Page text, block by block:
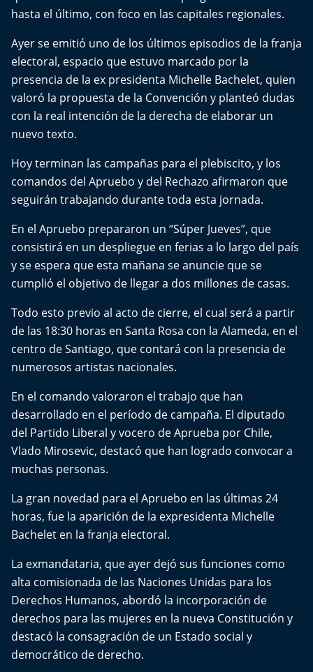
Cultura y Espectáculos
Del Fin del Mundo
Deportes
Conexión Digital
La Ruta del Pulsar
Psicología Abierta
Impacto Tecnológico
Sesiones Dieciocheras
Conecta Vida
El Mejor País de Chile
Te invito a tomar once
Bío Bío en Ruta
Especiales
Chiche cuadra y su parrilla
Motorfem
Agenda Propia
Chile, Historia de 30 años
Carrera a La Moneda
hasta el último, con foco en las capitales regionales.
Ayer se emitió uno de los últimos episodios de la franja
electoral, espacio que estuvo marcado por la
presencia de la ex presidenta Michelle Bachelet, quien
valoró la propuesta de la Convención y planteó dudas
con la real intención de la derecha de elaborar un
nuevo texto.
Hoy terminan las campañas para el plebiscito, y los
comandos del Apruebo y del Rechazo afirmaron que
seguirán trabajando durante toda esta jornada.
En el Apruebo prepararon un “Súper Jueves”, que
consistirá en un despliegue en ferias a lo largo del país
y se espera que esta mañana se anuncie que se
cumplió el objetivo de llegar a dos millones de casas.
Todo esto previo al acto de cierre, el cual será a partir
de las 18:30 horas en Santa Rosa con la Alameda, en el
centro de Santiago, que contará con la presencia de
numerosos artistas nacionales.
En el comando valoraron el trabajo que han
desarrollado en el período de campaña. El diputado
del Partido Liberal y vocero de Aprueba por Chile,
Vlado Mirosevic, destacó que han logrado convocar a
muchas personas.
La gran novedad para el Apruebo en las últimas 24
horas, fue la aparición de la expresidenta Michelle
Bachelet en la franja electoral.
La exmandataria, que ayer dejó sus funciones como
alta comisionada de las Naciones Unidas para los
Derechos Humanos, abordó la incorporación de
derechos para las mujeres en la nueva Constitución y
destacó la consagración de un Estado social y
democrático de derecho.